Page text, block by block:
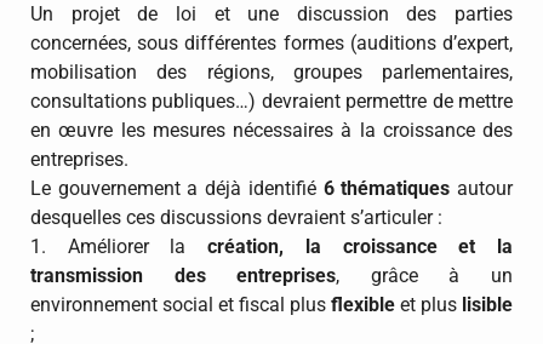
Un projet de loi et une discussion des parties
concernées, sous différentes formes (auditions d’expert,
mobilisation des régions, groupes parlementaires,
consultations publiques…) devraient permettre de mettre
en œuvre les mesures nécessaires à la croissance des
entreprises.
Le gouvernement a déjà identifié 6 thématiques autour
desquelles ces discussions devraient s’articuler :
1. Améliorer lacréation, la croissance et la
transmission des entreprises, grâce à un
environnement social et fiscal plus flexible et plus lisible
;